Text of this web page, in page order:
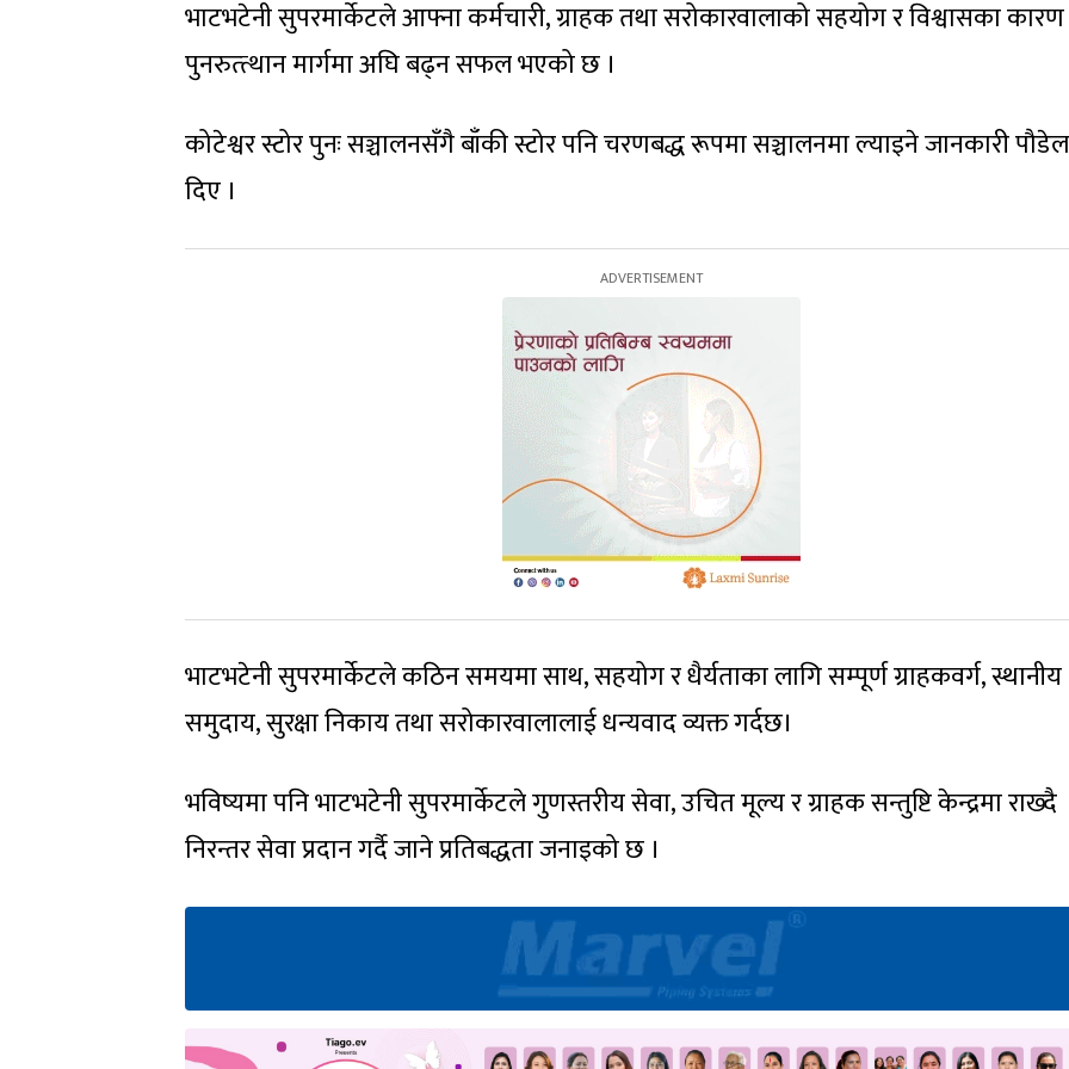
भाटभटेनी सुपरमार्केटले आफ्ना कर्मचारी, ग्राहक तथा सरोकारवालाको सहयोग र विश्वासका
पुनरुत्त्थान मार्गमा अघि बढ्न सफल भएको छ ।
कोटेश्वर स्टोर पुनः सञ्चालनसँगै बाँकी स्टोर पनि चरणबद्ध रूपमा सञ्चालनमा ल्याइने जानकारी
दिए ।
भाटभटेनी सुपरमार्केटले कठिन समयमा साथ, सहयोग र धैर्यताका लागि सम्पूर्ण ग्राहकवर्ग, स्थानीय
समुदाय, सुरक्षा निकाय तथा सरोकारवालालाई धन्यवाद व्यक्त गर्दछ।
भविष्यमा पनि भाटभटेनी सुपरमार्केटले गुणस्तरीय सेवा, उचित मूल्य र ग्राहक सन्तुष्टि केन्द्रमा राख्दै
निरन्तर सेवा प्रदान गर्दै जाने प्रतिबद्धता जनाइको छ ।